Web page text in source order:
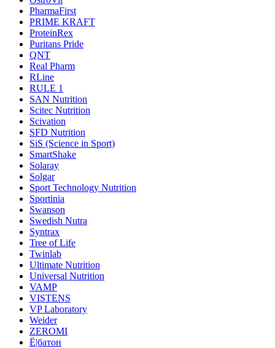
PharmaFirst
PRIME KRAFT
ProteinRex
Puritans Pride
QNT
Real Pharm
RLine
RULE 1
SAN Nutrition
Scitec Nutrition
Scivation
SFD Nutrition
SiS (Science in Sport)
SmartShake
Solaray
Solgar
Sport Technology Nutrition
Sportinia
Swanson
Swedish Nutra
Syntrax
Tree of Life
Twinlab
Ultimate Nutrition
Universal Nutrition
VAMP
VISTENS
VP Laboratory
Weider
ZEROMI
Ё|батон